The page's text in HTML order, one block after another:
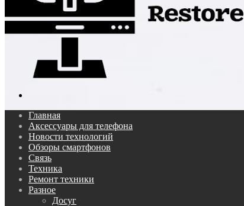
Главная
Аксессуары для телефона
Новости технологий
Обзоры смартфонов
Связь
Техника
Ремонт техники
Разное
Досуг